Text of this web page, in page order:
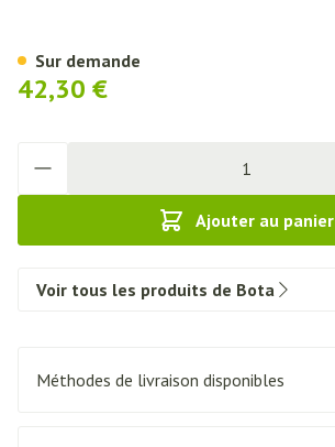
42,30 €
Ajouter au panier
Sur demande
Voir tous les produits de Bota
Méthodes de livraison disponibles